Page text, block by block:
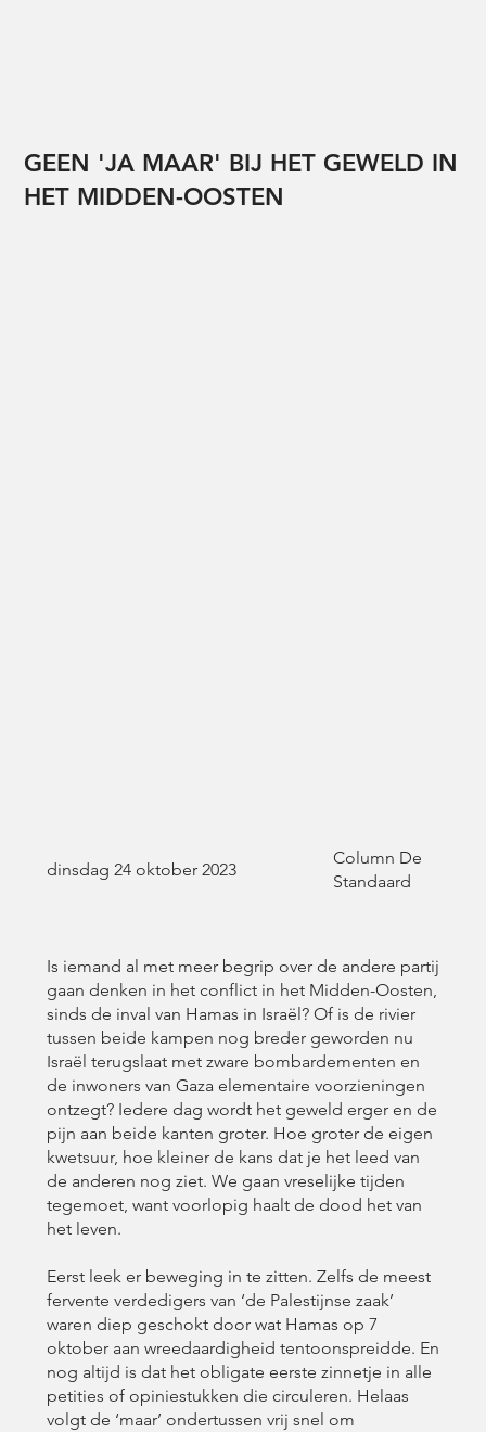
GEEN 'JA MAAR' BIJ HET GEWELD IN
HET MIDDEN-OOSTEN
Is iemand al met meer begrip over de andere partij
gaan denken in het conflict in het Midden-Oosten,
sinds de inval van Hamas in Israël? Of is de rivier
tussen beide kampen nog breder geworden nu
Israël terugslaat met zware bombardementen en
de inwoners van Gaza elementaire voorzieningen
ontzegt? Iedere dag wordt het geweld erger en de
pijn aan beide kanten groter. Hoe groter de eigen
kwetsuur, hoe kleiner de kans dat je het leed van
de anderen nog ziet. We gaan vreselijke tijden
tegemoet, want voorlopig haalt de dood het van
het leven.
Eerst leek er beweging in te zitten. Zelfs de meest
fervente verdedigers van ‘de Palestijnse zaak’
waren diep geschokt door wat Hamas op 7
oktober aan wreedaardigheid tentoonspreidde. En
nog altijd is dat het obligate eerste zinnetje in alle
petities of opiniestukken die circuleren. Helaas
volgt de ‘maar’ ondertussen vrij snel om
dinsdag 24 oktober 2023
Column De
Standaard